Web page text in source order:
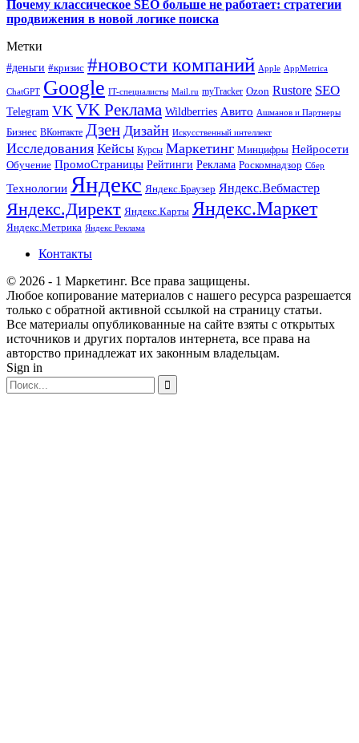
Почему классическое SEO больше не работает: стратегии
продвижения в новой логике поиска
Метки
#деньги #кризис #новости компаний Apple AppMetrica
ChatGPT Google IT-специалисты Mail.ru myTracker Ozon Rustore SEO
Telegram VK VK Реклама Wildberries Авито Ашманов и Партнеры
Бизнес ВКонтакте Дзен Дизайн Искусственный интеллект
Исследования Кейсы Курсы Маркетинг Минцифры Нейросети
Обучение ПромоСтраницы Рейтинги Реклама Роскомнадзор Сбер
Технологии Яндекс Яндекс.Браузер Яндекс.Вебмастер
Яндекс.Директ Яндекс.Карты Яндекс.Маркет
Яндекс.Метрика Яндекс Реклама
Контакты
© 2026 - 1 Маркетинг. Все права защищены.
Любое копирование материалов с нашего ресурса разрешается
только с обратной активной ссылкой на страницу статьи.
Все материалы опубликованные на сайте взяты с открытых
источников и других порталов интернета, все права на
авторство принадлежат их законным владельцам.
Sign in